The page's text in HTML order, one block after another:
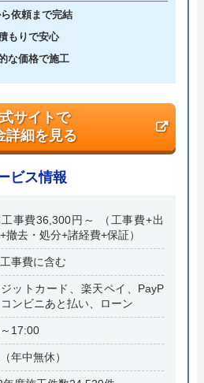
0011
渋谷区東1丁目26-20 東京建物東
ル
依頼まで完結
もりで安心
な価格で施工
サイトで
詳細を見る
ビス情報
事費36,300円～ （工事費+出
撤去・処分+諸経費+保証）
事費に含む
ットカード、楽天ペイ、PayP
ンビニあと払い、ローン
17:00
年中無休）